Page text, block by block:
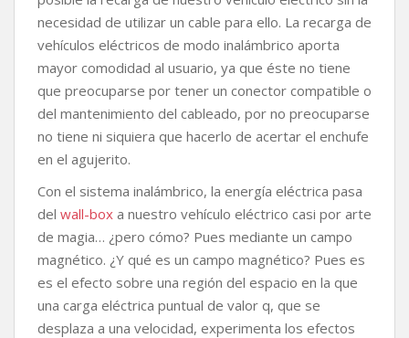
b
o
o
k
t
e
r
s
A
p
p
L
i
n
k
a
r
t
i
r
necesidad de utilizar un cable para ello. La recarga de
vehículos eléctricos de modo inalámbrico aporta
mayor comodidad al usuario, ya que éste no tiene
que preocuparse por tener un conector compatible o
del mantenimiento del cableado, por no preocuparse
no tiene ni siquiera que hacerlo de acertar el enchufe
en el agujerito.
Con el sistema inalámbrico, la energía eléctrica pasa
del wall-box a nuestro vehículo eléctrico casi por arte
de magia… ¿pero cómo? Pues mediante un campo
magnético. ¿Y qué es un campo magnético? Pues es
es el efecto sobre una región del espacio en la que
una carga eléctrica puntual de valor q, que se
desplaza a una velocidad, experimenta los efectos